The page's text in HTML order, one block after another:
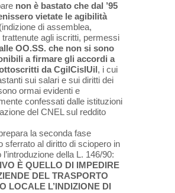
non è bastato che dal ’95
vietate le agibilità
(indizione di assemblea,
trattenute agli iscritti, permessi
OO.SS. che non si sono
a firmare gli accordi a
da CgilCislUil, i cui
sui salari e sui diritti dei
ormai evidenti e
confessati dalle istituzioni
del CNEL sul reddito
la seconda fase
sferrato al diritto di sciopero in
l’introduzione della L. 146/90:
È QUELLO DI IMPEDIRE
DEL TRASPORTO
LOCALE L’INDIZIONE DI